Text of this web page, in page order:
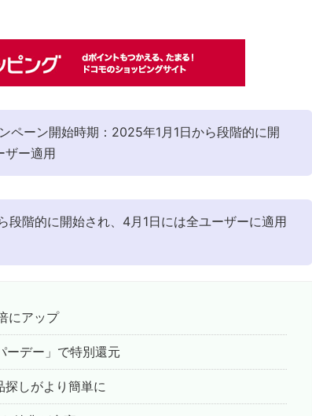
ペーン開始時期：2025年1月1日から段階的に開
ザー適用
段階的に開始され、4月1日には全ユーザーに適用
にアップ
ーデー」で特別還元
探しがより簡単に